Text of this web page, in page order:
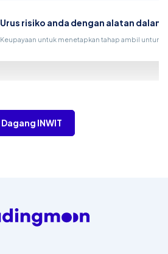
Urus risiko anda dengan alatan
Keupayaan untuk menetapkan tahap ambil untung
Dagang INWIT